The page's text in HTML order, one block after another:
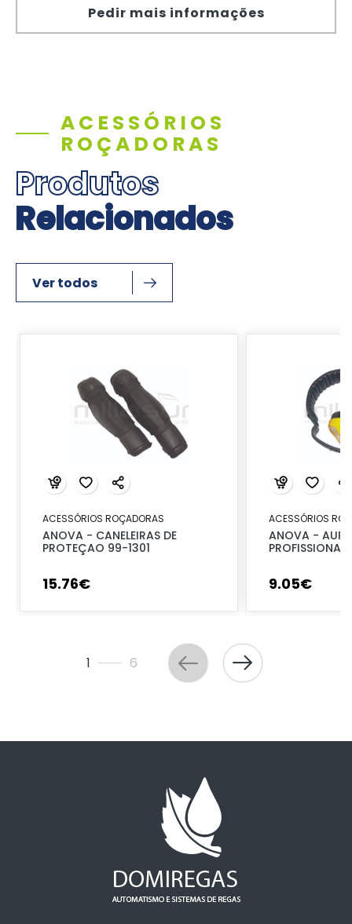
Pedir mais informações
ACESSÓRIOS
ROÇADORAS
Produtos
Relacionados
Ver todos
ACESSÓRIOS ROÇADORAS
ANOVA - CANELEIRAS DE
PROTEÇAO 99-1301
15.76€
ACESSÓRIOS
ANOVA -
9.05€
1 6